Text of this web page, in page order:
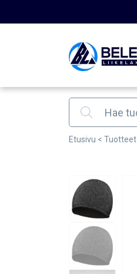
Products search
Etusivu < Tuotteet